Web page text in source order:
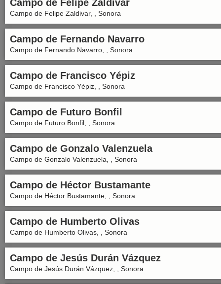
Campo de Felipe Zaldivar
Campo de Felipe Zaldivar, , Sonora
Campo de Fernando Navarro
Campo de Fernando Navarro, , Sonora
Campo de Francisco Yépiz
Campo de Francisco Yépiz, , Sonora
Campo de Futuro Bonfil
Campo de Futuro Bonfil, , Sonora
Campo de Gonzalo Valenzuela
Campo de Gonzalo Valenzuela, , Sonora
Campo de Héctor Bustamante
Campo de Héctor Bustamante, , Sonora
Campo de Humberto Olivas
Campo de Humberto Olivas, , Sonora
Campo de Jesús Durán Vázquez
Campo de Jesús Durán Vázquez, , Sonora